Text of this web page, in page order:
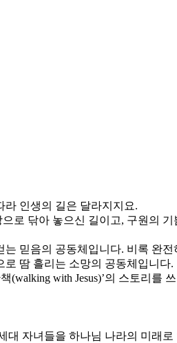
라 인생의 길은 달라지지요.
로 닦아 놓으신 길이고, 구원의
믿음의 공동체입니다. 비록 완
땀 흘리는 소망의 공동체입니다.
with Jesus)’의 스토리를
자녀들을 하나님 나라의 미래